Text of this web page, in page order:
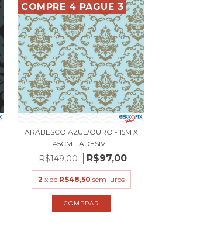
COMPRE 4 PAGUE 3
ARABESCO AZUL/OURO - 15M X
45CM - ADESIV...
R$149,00 R$97,00
2 x de R$48,50 sem juros